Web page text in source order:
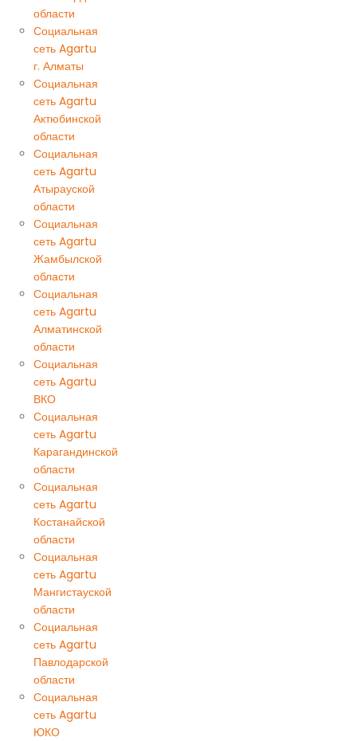
области
Социальная
сеть Agartu
г. Алматы
Социальная
сеть Agartu
Актюбинской
области
Социальная
сеть Agartu
Атырауской
области
Социальная
сеть Agartu
Жамбылской
области
Социальная
сеть Agartu
Алматинской
области
Социальная
сеть Agartu
ВКО
Социальная
сеть Agartu
Карагандинской
области
Социальная
сеть Agartu
Костанайской
области
Социальная
сеть Agartu
Мангистауской
области
Социальная
сеть Agartu
Павлодарской
области
Социальная
сеть Agartu
ЮКО